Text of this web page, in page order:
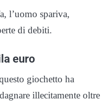
l’uomo spariva,
di debiti.
euro
giochetto ha
illecitamente oltre